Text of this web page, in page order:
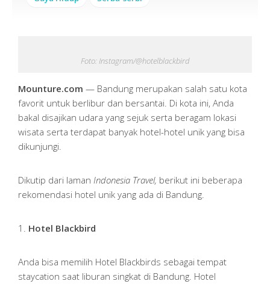
Foto: Instagram/@hotelblackbird
Mounture.com — Bandung merupakan salah satu kota
favorit untuk berlibur dan bersantai. Di kota ini, Anda
bakal disajikan udara yang sejuk serta beragam lokasi
wisata serta terdapat banyak hotel-hotel unik yang bisa
dikunjungi.
Dikutip dari laman Indonesia Travel, berikut ini beberapa
rekomendasi hotel unik yang ada di Bandung.
1. Hotel Blackbird
Anda bisa memilih Hotel Blackbirds sebagai tempat
staycation saat liburan singkat di Bandung. Hotel